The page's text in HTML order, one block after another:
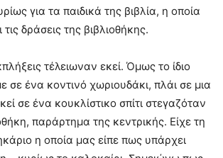
για τα παιδικά της βιβλία, η οποία
τις δράσεις της βιβλιοθήκης.
τέλειωναν εκεί. Όμως το ίδιο
σε ένα κοντινό χωριουδάκι, πλάι σε μια
σε ένα κουκλίστικο σπίτι στεγαζόταν
παράρτημα της κεντρικής. Είχε τη
η οποία μας είπε πως υπάρχει